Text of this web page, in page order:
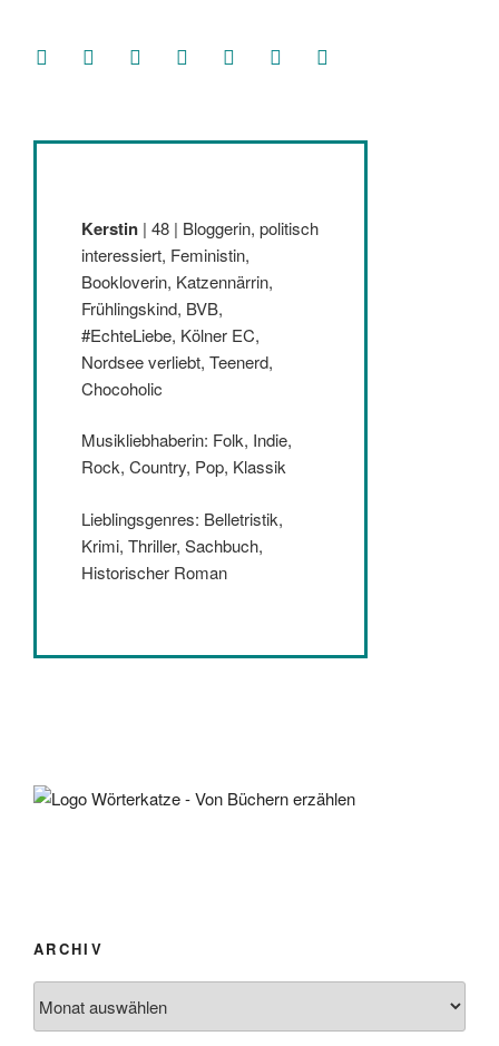
facebooksoundcloud
twitter mastodoninstagramthreads goodreads
Kerstin | 48 | Bloggerin, politisch
interessiert, Feministin,
Bookloverin, Katzennärrin,
Frühlingskind, BVB,
#EchteLiebe, Kölner EC,
Nordsee verliebt, Teenerd,
Chocoholic
Musikliebhaberin: Folk, Indie,
Rock, Country, Pop, Klassik
Lieblingsgenres: Belletristik,
Krimi, Thriller, Sachbuch,
Historischer Roman
ARCHIV